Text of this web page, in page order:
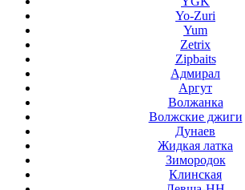
Yo-Zuri
Yum
Zetrix
Zipbaits
Адмирал
Аргут
Волжанка
Волжские джиги
Дунаев
Жидкая латка
Зимородок
Клинская